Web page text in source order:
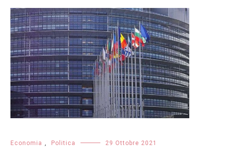
Economia , Politica 29 Ottobre 2021